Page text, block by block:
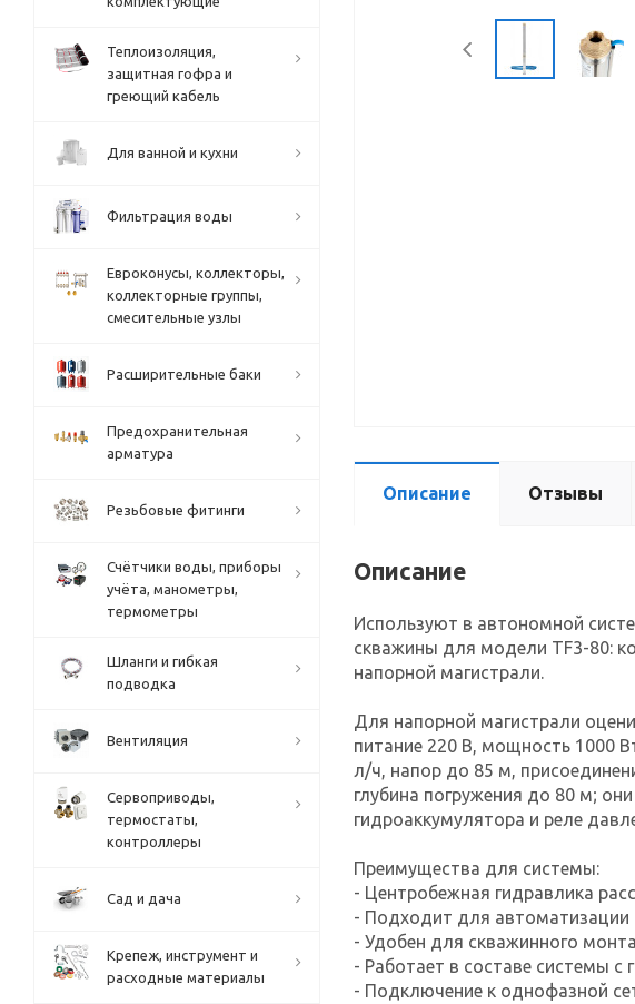
Описание Отзывы
Описание
Используют в автономной
скважины для модели TF3-80:
напорной магистрали.
Для напорной магистрали
питание 220 В, мощность 1000
л/ч, напор до 85 м,
глубина погружения до 80 м;
гидроаккумулятора и реле
Преимущества для системы:
- Центробежная гидравлика
- Подходит для автоматизации
- Удобен для скважинного
- Работает в составе системы с
- Подключение к однофазной
Теплоизоляция,
защитная гофра и
греющий кабель
Для ванной и кухни
Фильтрация воды
Евроконусы, коллекторы,
коллекторные группы,
смесительные узлы
Расширительные баки
Предохранительная
арматура
Резьбовые фитинги
Счётчики воды, приборы
учёта, манометры,
термометры
Шланги и гибкая
подводка
Вентиляция
Сервоприводы,
термостаты,
контроллеры
Сад и дача
Крепеж, инструмент и
расходные материалы